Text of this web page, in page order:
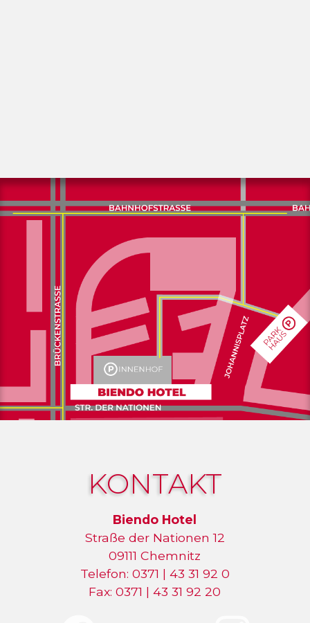
KONTAKT
Biendo Hotel
Straße der Nationen 12
09111 Chemnitz
Telefon: 0371 | 43 31 92 0
Fax: 0371 | 43 31 92 20